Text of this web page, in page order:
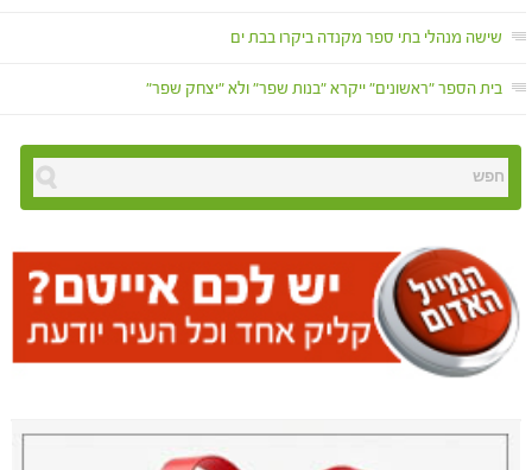
שישה מנהלי בתי ספר מקנדה ביקרו בבת ים
בית הספר "ראשונים" ייקרא "בנות שפר" ולא "יצחק שפר"